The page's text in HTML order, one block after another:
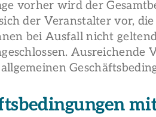
vorher wird der
der Veranstalter vor,
bei Ausfall nicht
Ausreichende